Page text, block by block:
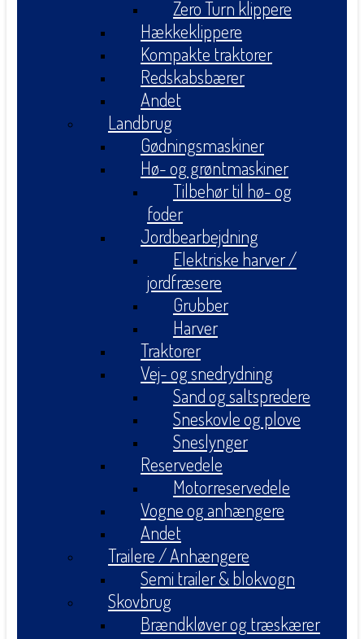
Zero Turn klippere
Hækkeklippere
Kompakte traktorer
Redskabsbærer
Andet
Landbrug
Gødningsmaskiner
Hø- og grøntmaskiner
Tilbehør til hø- og
foder
Jordbearbejdning
Elektriske harver /
jordfræsere
Grubber
Harver
Traktorer
Vej- og snedrydning
Sand og saltspredere
Sneskovle og plove
Sneslynger
Reservedele
Motorreservedele
Vogne og anhængere
Andet
Trailere / Anhængere
Semi trailer & blokvogn
Skovbrug
Brændkløver og træskærer